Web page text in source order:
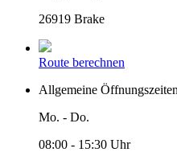
26919 Brake
Route berechnen
Allgemeine
Mo. - Do.
08:00 - 15:30 Uhr